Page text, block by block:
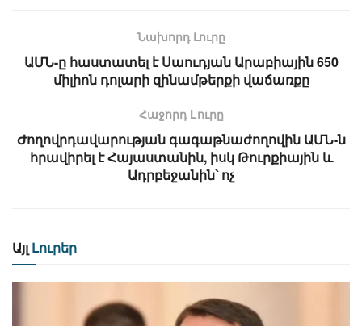
Նախորդ Լուրը
ԱՄՆ-ը հաստատել է Սաուդյան Արաբիային 650
միլիոն դոլարի զինամթերքի վաճառքը
Հաջորդ Lուրը
Ժողովրդավարության գագաթնաժողովին ԱՄՆ-ն
հրավիրել է Հայաստանին, իսկ Թուրքիային և
Ադրբեջանին՝ ոչ
Այլ Լուրեր